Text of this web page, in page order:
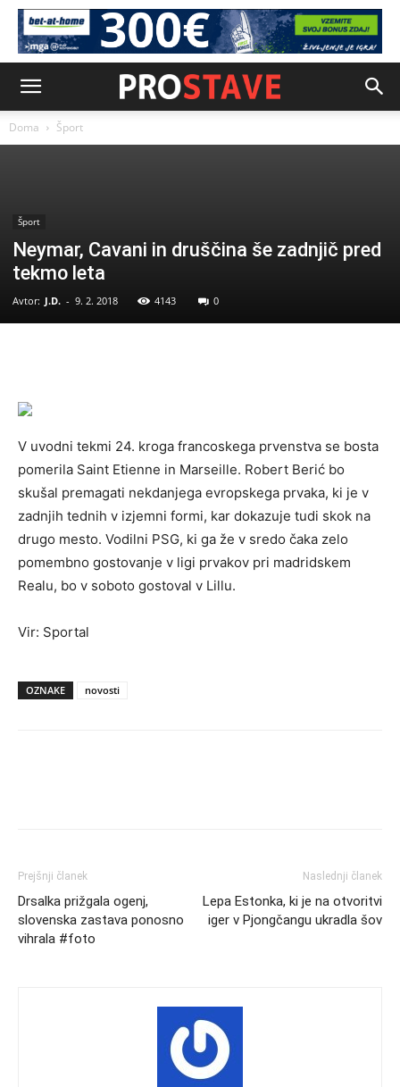
Doma Šport
Šport
Neymar, Cavani in druščina še zadnjič pred
tekmo leta
Avtor: J.D. - 9. 2. 2018 4143 0
V uvodni tekmi 24. kroga francoskega prvenstva se bosta
pomerila Saint Etienne in Marseille. Robert Berić bo
skušal premagati nekdanjega evropskega prvaka, ki je v
zadnjih tednih v izjemni formi, kar dokazuje tudi skok na
drugo mesto. Vodilni PSG, ki ga že v sredo čaka zelo
pomembno gostovanje v ligi prvakov pri madridskem
Realu, bo v soboto gostoval v Lillu.
Vir: Sportal
OZNAKE novosti
Prejšnji članek
Drsalka prižgala ogenj,
slovenska zastava ponosno
vihrala #foto
Naslednji članek
Lepa Estonka, ki je na otvoritvi
iger v Pjongčangu ukradla šov